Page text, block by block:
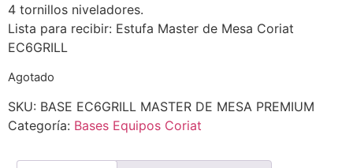
4 tornillos niveladores.
Lista para recibir: Estufa Master de Mesa Coriat
EC6GRILL
Agotado
SKU: BASE EC6GRILL MASTER DE MESA PREMIUM
Categoría: Bases Equipos Coriat